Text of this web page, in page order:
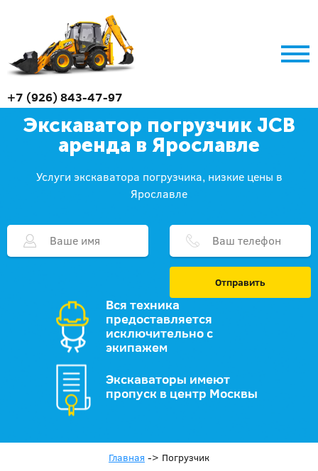
+7 (926) 843-47-97
Экскаватор погрузчик JCB
аренда в Ярославле
Услуги экскаватора погрузчика, низкие цены в
Ярославле
Отправить
Вся техника
предоставляется
исключительно с
экипажем
Экскаваторы имеют
пропуск в центр Москвы
Главная -> Погрузчик